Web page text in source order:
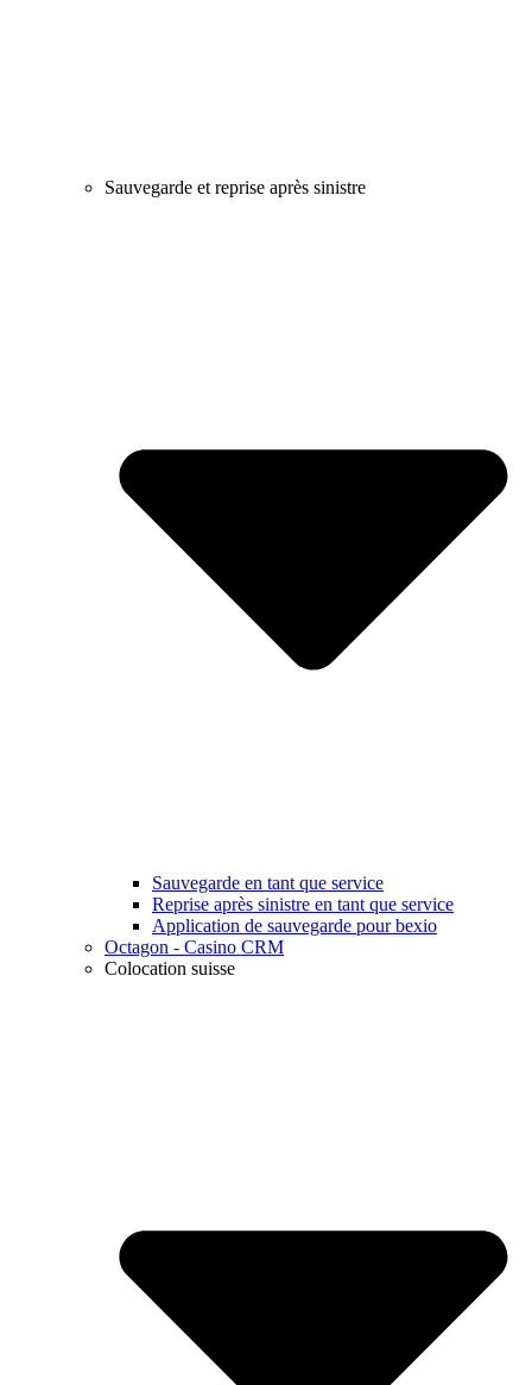
Sauvegarde et reprise après sinistre
Sauvegarde en tant que service
Reprise après sinistre en tant que service
Application de sauvegarde pour bexio
Octagon - Casino CRM
Colocation suisse